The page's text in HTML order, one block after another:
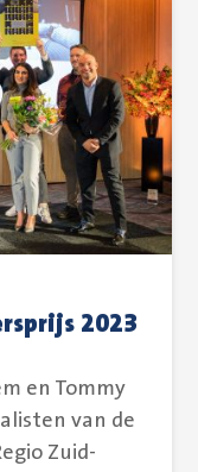
2023
en Tommy
van de
Zuid-